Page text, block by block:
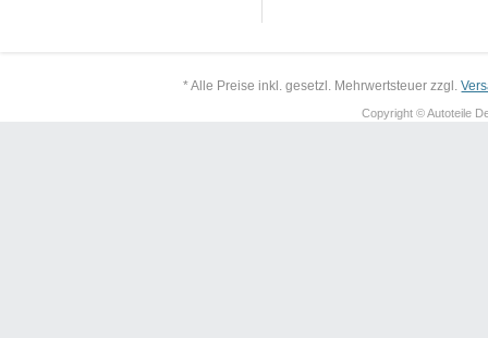
* Alle Preise inkl. gesetzl. Mehrwertsteuer zzgl.
Copyright © Autoteile